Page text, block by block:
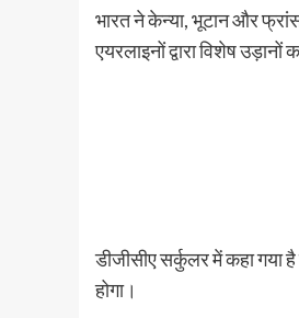
भारत ने केन्या, भूटान और
एयरलाइनों द्वारा विशेष
डीजीसीए सर्कुलर में कहा गया
होगा।